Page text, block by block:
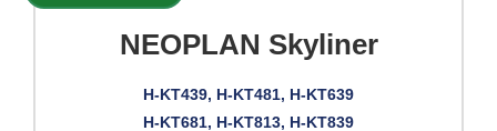
NEOPLAN Skyliner
H-KT439, H-KT481, H-KT639
H-KT681, H-KT813, H-KT839